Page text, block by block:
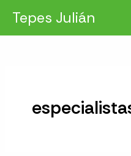
contenido
Tepes Julián